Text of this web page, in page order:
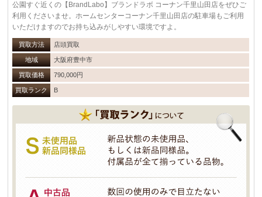
公園すぐ近くの【BrandLabo】ブランドラボ コーナン千里山田店をぜひご
利用くださいませ。ホームセンターコーナン千里山田店の駐車場もご利用
いただけますのでお持ち込みがしやすい環境ですよ。
買取方法 店頭買取
地域 大阪府豊中市
買取価格 790,000円
買取ランク B